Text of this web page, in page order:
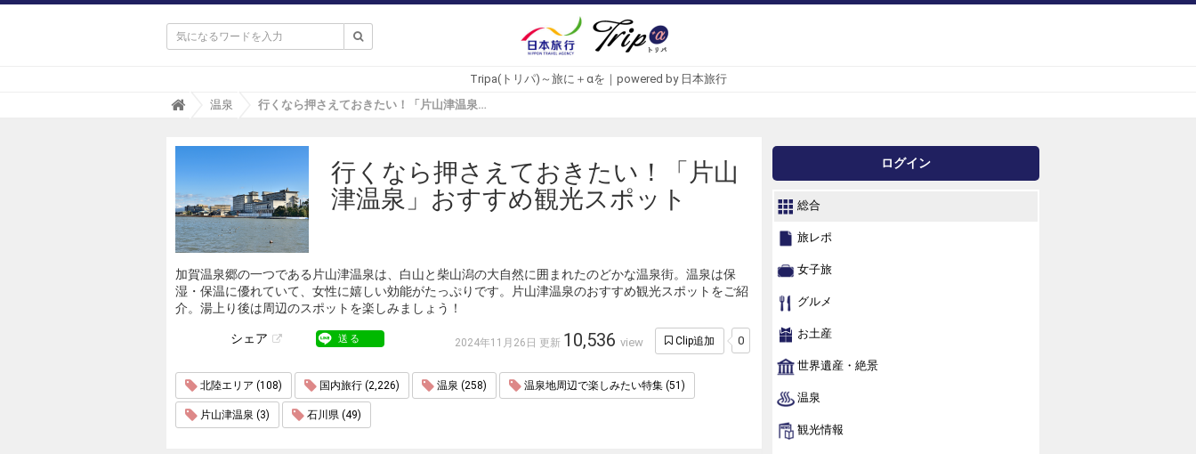
Tripa(トリパ)～旅に＋αを｜powered by 日本旅行
T
ト
リ
パ
)
温泉 行くなら押さえておきたい！「片山津温泉」おすすめ観光スポット - Tripa(トリパ)
行くなら押さえておきたい！「片山
津温泉」おすすめ観光スポット
加賀温泉郷の一つである片山津温泉は、白山と柴山潟の大自然に囲まれたのどかな温泉街。温泉は保
湿・保温に優れていて、女性に嬉しい効能がたっぷりです。片山津温泉のおすすめ観光スポットをご紹
介。湯上り後は周辺のスポットを楽しみましょう！
シェア 送る 2024年11月26日 更新 10,536view Clip追加 0
北陸エリア (108) 国内旅行 (2,226) 温泉 (258) 温泉地周辺で楽しみたい特集 (51)
片山津温泉 (3) 石川県 (49)
ログイン
総合
旅レポ
女子旅
グルメ
お土産
世界遺産・絶景
温泉
観光情報